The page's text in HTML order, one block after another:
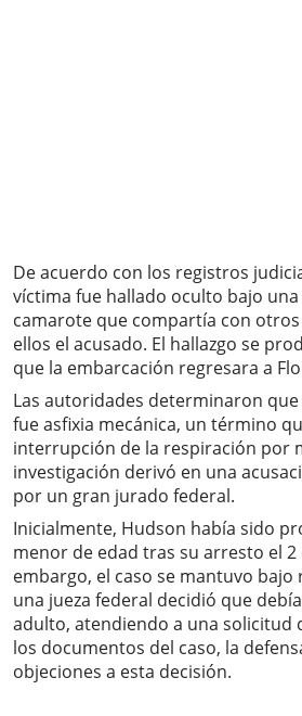
De acuerdo con los registros
víctima fue hallado oculto bajo una
camarote que compartía con
ellos el acusado. El hallazgo se
que la embarcación regresara a
Las autoridades determinaron
fue asfixia mecánica, un término
interrupción de la respiración por
investigación derivó en una
por un gran jurado federal.
Inicialmente, Hudson había sido
menor de edad tras su arresto el 2
embargo, el caso se mantuvo bajo
una jueza federal decidió que
adulto, atendiendo a una solicitud
los documentos del caso, la
objeciones a esta decisión.